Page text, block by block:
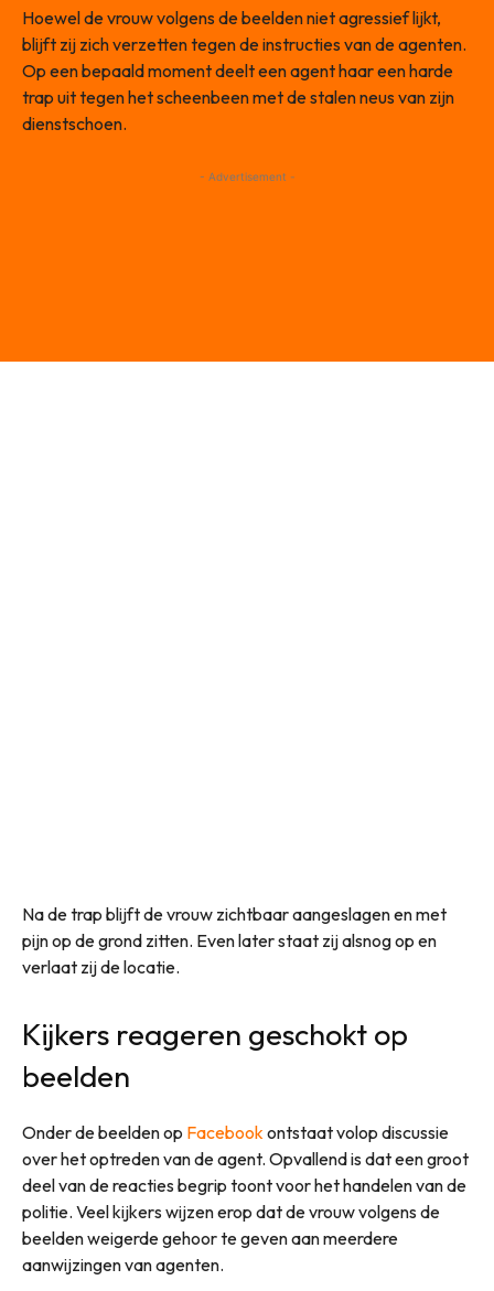
Hoewel de vrouw volgens de beelden niet agressief lijkt,
blijft zij zich verzetten tegen de instructies van de agenten.
Op een bepaald moment deelt een agent haar een harde
trap uit tegen het scheenbeen met de stalen neus van zijn
dienstschoen.
- Advertisement -
Na de trap blijft de vrouw zichtbaar aangeslagen en met
pijn op de grond zitten. Even later staat zij alsnog op en
verlaat zij de locatie.
Kijkers reageren geschokt op
beelden
Onder de beelden op Facebook ontstaat volop discussie
over het optreden van de agent. Opvallend is dat een groot
deel van de reacties begrip toont voor het handelen van de
politie. Veel kijkers wijzen erop dat de vrouw volgens de
beelden weigerde gehoor te geven aan meerdere
aanwijzingen van agenten.